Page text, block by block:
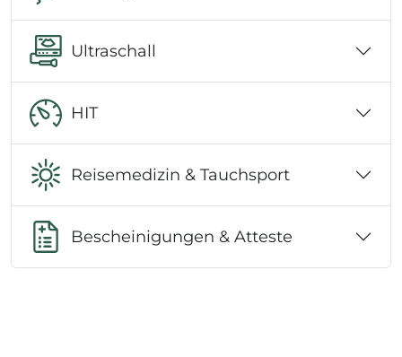
Ultraschall
HIT
Reisemedizin & Tauchsport
Bescheinigungen & Atteste